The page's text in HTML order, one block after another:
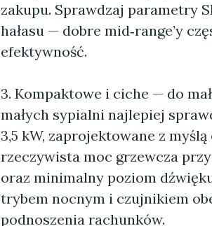
zakupu. Sprawdzaj parametry
hałasu — dobre mid‑range’y
efektywność.
3. Kompaktowe i ciche — do
małych sypialni najlepiej
3,5 kW, zaprojektowane z
rzeczywista moc grzewcza
oraz minimalny poziom
trybem nocnym i czujnikiem
podnoszenia rachunków.